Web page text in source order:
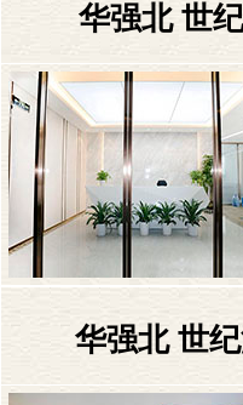
华强北 世
华强北 世